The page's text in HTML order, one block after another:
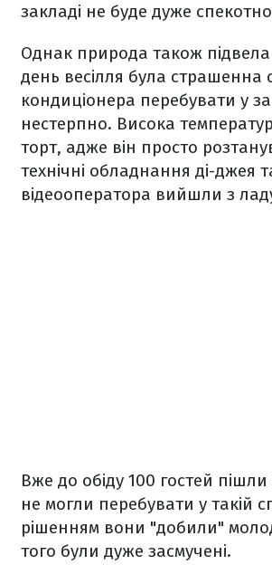
закладі не буде дуже
Однак природа також
день весілля була страшенна
кондиціонера перебувати у
нестерпно. Висока
торт, адже він просто
технічні обладнання ді-джея
відеооператора вийшли з
Вже до обіду 100 гостей пішли
не могли перебувати у такій
рішенням вони "добили"
того були дуже засмучені.